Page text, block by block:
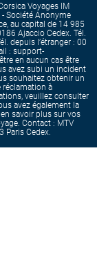
Voyages IM
Société Anonyme
au capital de 14 985
Ajaccio Cedex. Tél.
depuis l’étranger : 00
: support-
en aucun cas être
avez subi un incident
souhaitez obtenir un
à
veuillez consulter
avez également la
savoir plus sur vos
Contact : MTV
Paris Cedex.